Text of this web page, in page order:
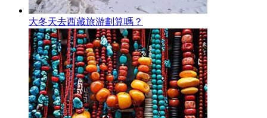
大冬天去西藏旅游劃算嗎？